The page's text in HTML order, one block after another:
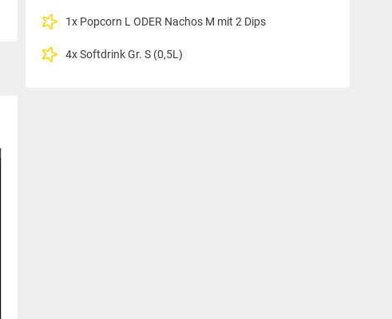
1x Popcorn L ODER Nachos M mit 2 Dips
4x Softdrink Gr. S (0,5L)